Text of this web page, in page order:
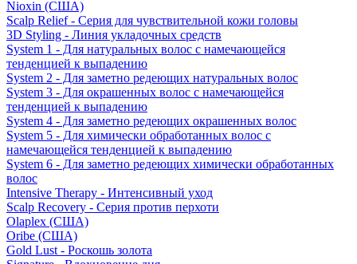
Nioxin (США)
Scalp Relief - Серия для чувствительной кожи головы
3D Styling - Линия укладочных средств
System 1 - Для натуральных волос с намечающейся
тенденцией к выпадению
System 2 - Для заметно редеющих натуральных волос
System 3 - Для окрашенных волос с намечающейся
тенденцией к выпадению
System 4 - Для заметно редеющих окрашенных волос
System 5 - Для химически обработанных волос с
намечающейся тенденцией к выпадению
System 6 - Для заметно редеющих химически обработанных
волос
Intensive Therapy - Интенсивный уход
Scalp Recovery - Серия против перхоти
Olaplex (США)
Oribe (США)
Gold Lust - Роскошь золота